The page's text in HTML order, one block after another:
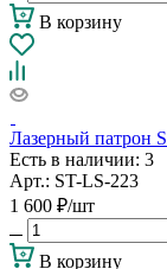
В корзину
Лазерный патрон
Есть в наличии: 3
Арт.: ST-LS-223
1 600 ₽/шт
В корзину